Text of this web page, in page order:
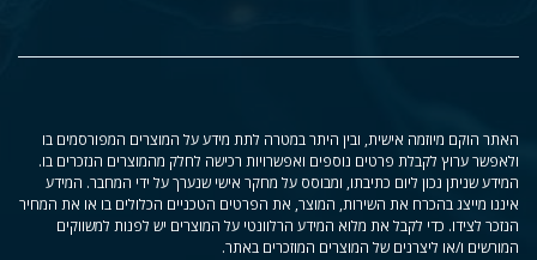
האתר הוקם מיוזמה אישית, ובין היתר במטרה לתת מידע על המוצרים המפורסמים בו
ולאפשר ערוץ לקבלת פרטים נוספים ואפשרויות רכישה לחלק מהמוצרים הנזכרים בו.
המידע שניתן נכון ליום כתיבתו, ומבוסס על מחקר אישי שנערך על ידי המחבר. המידע
איננו מייצג בהכרח את השירות, המוצר, את הפרטים הטכניים הכלולים בו או את המחיר
הנזכר לצידו. כדי לקבל את מלוא המידע הרלוונטי על המוצרים יש לפנות למשווקים
המורשים ו/או ליצרנים של המוצרים המוזכרים באתר.